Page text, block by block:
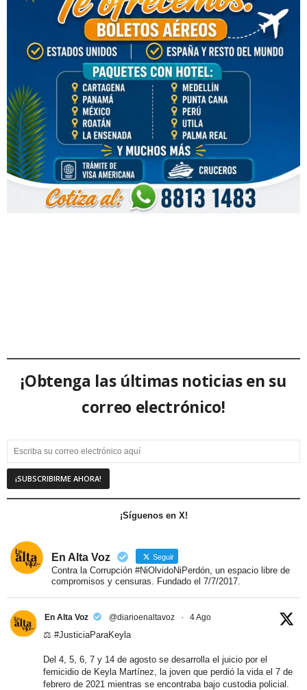
¡Obtenga las últimas noticias en su
correo electrónico!
¡Síguenos en X!
En Alta Voz Seguir
Contra la Corrupción #NiOlvidoNiPerdón, un espacio libre de
compromisos y censuras. Fundado el 7/7/2017.
En Alta Voz @diarioenaltavoz · 4 Ago
⚖️ #JusticiaParaKeyla
Del 4, 5, 6, 7 y 14 de agosto se desarrolla el juicio por el
femicidio de Keyla Martínez, la joven que perdió la vida el 7 de
febrero de 2021 mientras se encontraba bajo custodia policial.